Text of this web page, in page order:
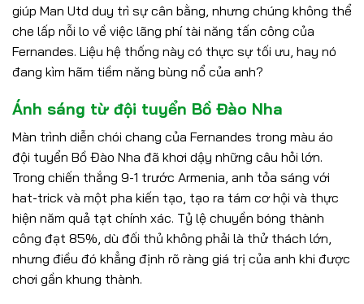
giúp Man Utd duy trì sự cân bằng, nhưng chúng không thể
che lấp nỗi lo về việc lãng phí tài năng tấn công của
Fernandes. Liệu hệ thống này có thực sự tối ưu, hay nó
đang kìm hãm tiềm năng bùng nổ của anh?
Ánh sáng từ đội tuyển Bồ Đào Nha
Màn trình diễn chói chang của Fernandes trong màu áo
đội tuyển Bồ Đào Nha đã khơi dậy những câu hỏi lớn.
Trong chiến thắng 9-1 trước Armenia, anh tỏa sáng với
hat-trick và một pha kiến tạo, tạo ra tám cơ hội và thực
hiện năm quả tạt chính xác. Tỷ lệ chuyền bóng thành
công đạt 85%, dù đối thủ không phải là thử thách lớn,
nhưng điều đó khẳng định rõ ràng giá trị của anh khi được
chơi gần khung thành.